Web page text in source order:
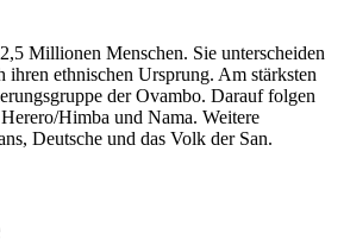
Millionen Menschen. Sie unterscheiden
ihren ethnischen Ursprung. Am stärksten
der Ovambo. Darauf folgen
Himba und Nama. Weitere
Deutsche und das Volk der San.